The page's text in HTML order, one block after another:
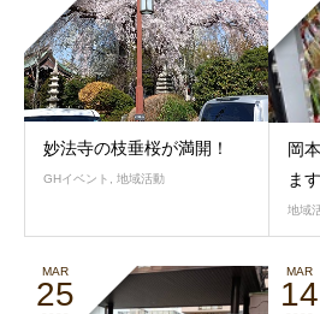
妙法寺の枝垂桜が満開！
GHイベント 地域活動
岡
ます
地域
MAR
25
MAR
14